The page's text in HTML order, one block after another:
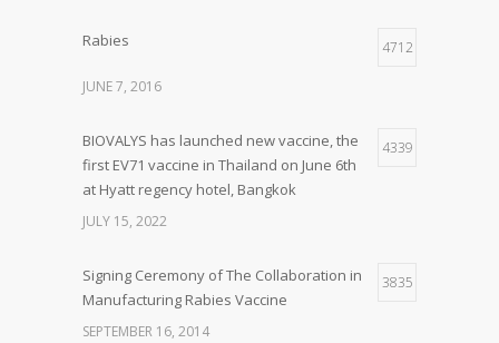
Rabies 4712
JUNE 7, 2016
BIOVALYS has launched new vaccine, the
first EV71 vaccine in Thailand on June 6th
at Hyatt regency hotel, Bangkok
4339
JULY 15, 2022
Signing Ceremony of The Collaboration in
Manufacturing Rabies Vaccine
3835
SEPTEMBER 16, 2014